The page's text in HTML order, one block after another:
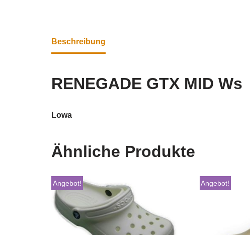
Beschreibung
RENEGADE GTX MID Ws
Lowa
Ähnliche Produkte
Angebot! Angebot!